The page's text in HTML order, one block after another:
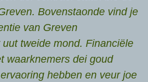
Bovenstaonde vind je
van Greven
tweide mond. Financiële
waarknemers dei goud
hebben en veur joe